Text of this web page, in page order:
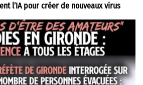
l’IA pour créer de nouveaux virus